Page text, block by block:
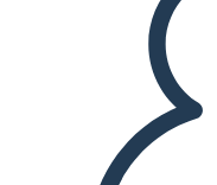
AFSPELEN
LEES MIJ VOOR